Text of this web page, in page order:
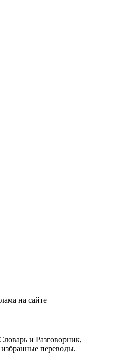
на сайте
и Разговорник,
переводы.